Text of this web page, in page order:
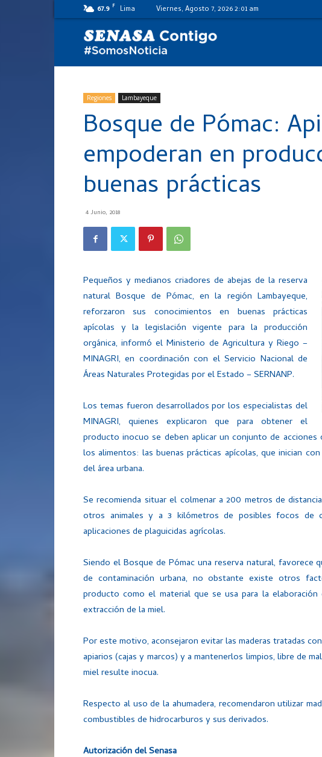
67.9 F Lima Viernes, Agosto 7, 2026 2:01 am
Regiones Lambayeque
Bosque de Pómac:
empoderan en
buenas prácticas
4 Junio, 2018
Pequeños y medianos criadores de abejas de la reserva
natural Bosque de Pómac, en la región Lambayeque,
reforzaron sus conocimientos en buenas prácticas
apícolas y la legislación vigente para la producción
orgánica, informó el Ministerio de Agricultura y Riego –
MINAGRI, en coordinación con el Servicio Nacional de
Áreas Naturales Protegidas por el Estado – SERNANP.
Los temas fueron desarrollados por los especialistas del
MINAGRI, quienes explicaron que para obtener el
producto inocuo se deben aplicar un conjunto de acciones
los alimentos: las buenas prácticas apícolas, que inician
del área urbana.
Se recomienda situar el colmenar a 200 metros de
otros animales y a 3 kilómetros de posibles focos de
aplicaciones de plaguicidas agrícolas.
Siendo el Bosque de Pómac una reserva natural, favorece
de contaminación urbana, no obstante existe otros
producto como el material que se usa para la
extracción de la miel.
Por este motivo, aconsejaron evitar las maderas tratadas
apiarios (cajas y marcos) y a mantenerlos limpios, libre de
miel resulte inocua.
Respecto al uso de la ahumadera, recomendaron utilizar
combustibles de hidrocarburos y sus derivados.
Autorización del Senasa